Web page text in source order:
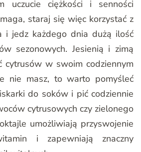
uczucie ciężkości i senności
staraj się więc korzystać z
i jedz każdego dnia dużą ilość
sezonowych. Jesienią i zimą
cytrusów w swoim codziennym
nie masz, to warto pomyśleć
do soków i pić codziennie
cytrusowych czy zielonego
umożliwiają przyswojenie
i zapewniają znaczny